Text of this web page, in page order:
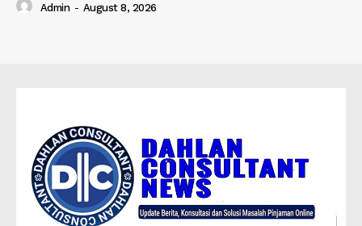
Admin - August 8, 2026